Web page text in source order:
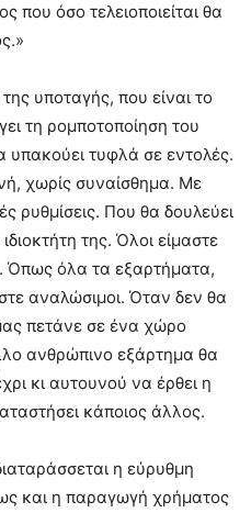
που όσο τελειοποιείται θα
υποταγής, που είναι το
τη ρομποτοποίηση του
τυφλά σε εντολές.
χωρίς συναίσθημα. Με
ρυθμίσεις. Που θα δουλεύει
της. Όλοι είμαστε
Όπως όλα τα εξαρτήματα,
αναλώσιμοι. Όταν δεν θα
πετάνε σε ένα χώρο
ανθρώπινο εξάρτημα θα
κι αυτουνού να έρθει η
κάποιος άλλος.
η εύρυθμη
και η παραγωγή χρήματος